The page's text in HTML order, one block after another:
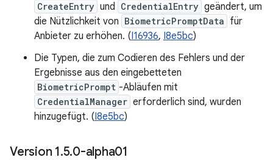
CreateEntry und CredentialEntry geändert, um
die Nützlichkeit von BiometricPromptData für
Anbieter zu erhöhen. (I16936, I8e5bc)
Die Typen, die zum Codieren des Fehlers und der
Ergebnisse aus den eingebetteten
BiometricPrompt -Abläufen mit
CredentialManager erforderlich sind, wurden
hinzugefügt. (I8e5bc)
Version 1.5.0-alpha01